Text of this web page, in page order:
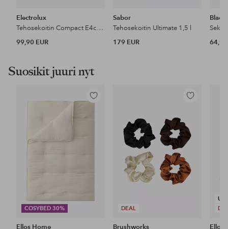
Electrolux
Tehosekoitin Compact E4cb1-6st Create4 350 W
99,90 EUR
Sabor
Tehosekoitin Ultimate 1,5 l
179 EUR
Black
64,99
Suosikit juuri nyt
COSYBED 30%
Lisää
Ellos Home
DEAL
Lisää
Brushworks Ellos